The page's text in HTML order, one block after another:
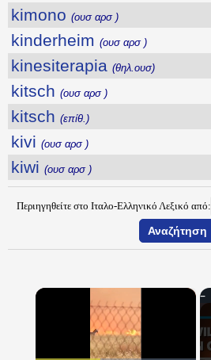
kimono (ουσ αρσ )
kinderheim (ουσ αρσ )
kinesiterapia (θηλ.ουσ)
kitsch (ουσ αρσ )
kitsch (επίθ.)
kivi (ουσ αρσ )
kiwi (ουσ αρσ )
Περιηγηθείτε στο Ιταλο-Ελληνικό Λεξικό από:
×